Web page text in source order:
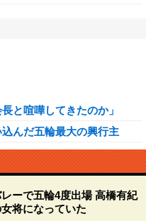
と喧嘩してきたのか」
んだ五輪最大の興行主
ーで五輪4度出場 高橋有紀
将になっていた